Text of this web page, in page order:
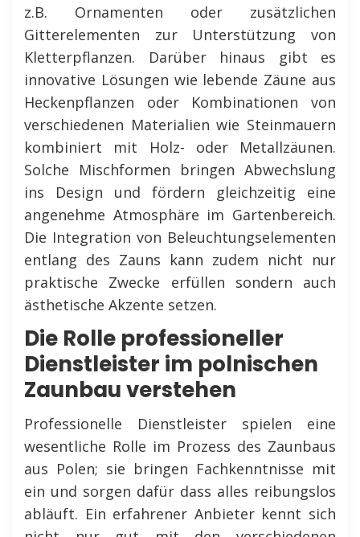
z.B. Ornamenten oder zusätzlichen
Gitterelementen zur Unterstützung von
Kletterpflanzen. Darüber hinaus gibt es
innovative Lösungen wie lebende Zäune aus
Heckenpflanzen oder Kombinationen von
verschiedenen Materialien wie Steinmauern
kombiniert mit Holz- oder Metallzäunen.
Solche Mischformen bringen Abwechslung
ins Design und fördern gleichzeitig eine
angenehme Atmosphäre im Gartenbereich.
Die Integration von Beleuchtungselementen
entlang des Zauns kann zudem nicht nur
praktische Zwecke erfüllen sondern auch
ästhetische Akzente setzen.
Die Rolle professioneller
Dienstleister im polnischen
Zaunbau verstehen
Professionelle Dienstleister spielen eine
wesentliche Rolle im Prozess des Zaunbaus
aus Polen; sie bringen Fachkenntnisse mit
ein und sorgen dafür dass alles reibungslos
abläuft. Ein erfahrener Anbieter kennt sich